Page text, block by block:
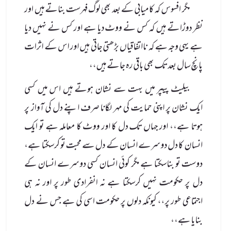
مگر افسوس کہ کامیابی کے بعد بھی لوگ فہرست بناتے ہیں اور
نظر دوڑاتے ہیں کہ کس نے ووٹ دیا ہے اور کس نے نہیں دیا
ہے یہی وجہ ہے کہ نااتفاقیاں بڑھتی جاتی ہیں اور اس کے اثرات
پانچ سال بعد تک بھی باقی رہ جاتے ہیں،،
بیلیٹ پیپر میں بہت سے نشان ہوتے ہیں اس میں کسی
ایک نشان پر اپنی حمایت کی مہر لگانا صرف اپنے دل کی آواز پر
ہوتا ہے،، اور جہاں تک دل کا اور ووٹ کا معاملہ ہے تو ایک
انسان کا دل دوسرے انسان کے دل سے محبت تو کرسکتا ہے،
دوست تو بناسکتا ہے مگر کوئی انسان کسی دوسرے انسان کے
دل پر حکومت نہیں کرسکتا ہے نہ انفرادی طور پر اور نہ ہی
اجتماعی طور پر،، کیونکہ دلوں پر حکومت اسی کی ہے جس نے دل
بنایا ہے،،